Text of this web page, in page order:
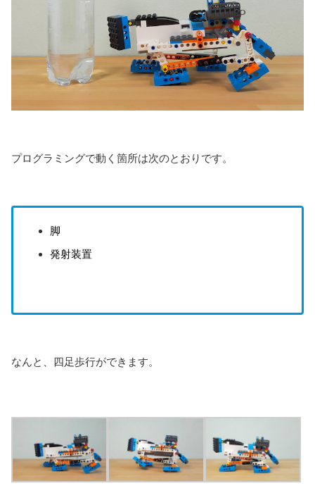
プログラミングで動く箇所は次のとおりです。
脚
発射装置
なんと、四足歩行ができます。